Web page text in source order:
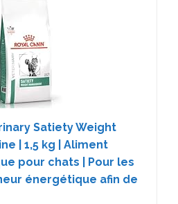
Satiety Weight
| 1,5 kg | Aliment
pour chats | Pour les
énergétique afin de